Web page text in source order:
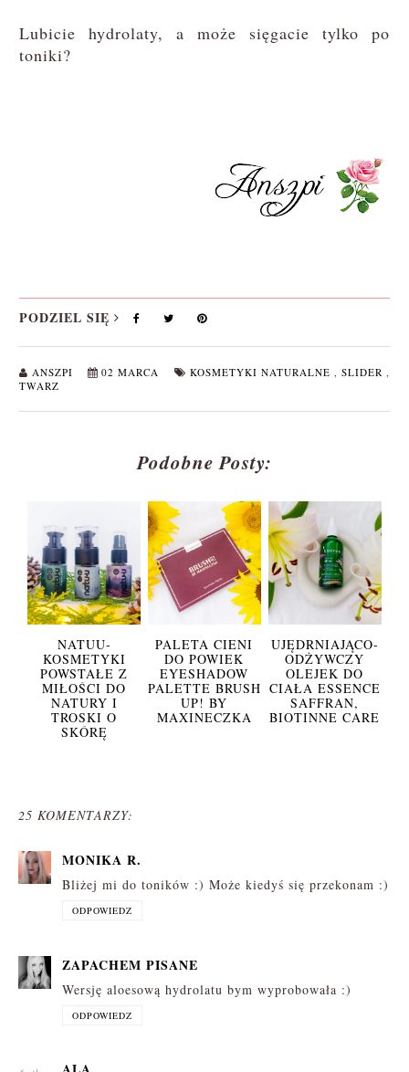
Lubicie hydrolaty, a może sięgacie tylko po
toniki?
PODZIEL SIĘ
ANSZPI 02 MARCA KOSMETYKI NATURALNE,SLIDER,
TWARZ
Podobne Posty:
NATUU-
KOSMETYKI
POWSTAŁE Z
MIŁOŚCI DO
NATURY I
TROSKI O
SKÓRĘ
PALETA CIENI
DO POWIEK
EYESHADOW
PALETTE BRUSH
UP! BY
MAXINECZKA
UJĘDRNIAJĄCO-
ODŻYWCZY
OLEJEK DO
CIAŁA ESSENCE
SAFFRAN,
BIOTINNE CARE
25 KOMENTARZY:
MONIKA R.
Bliżej mi do toników :) Może kiedyś się przekonam :)
ODPOWIEDZ
ZAPACHEM PISANE
Wersję aloesową hydrolatu bym wyprobowała :)
ODPOWIEDZ